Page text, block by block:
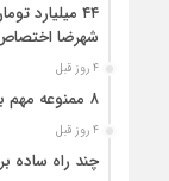
۴۴
شهرضا
4 روز قبل
۸ ممنوعه مهم برای کودکان قبل از خواب
4 روز قبل
چند راه ساده